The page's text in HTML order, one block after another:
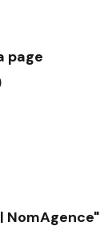
page
NomAgence"